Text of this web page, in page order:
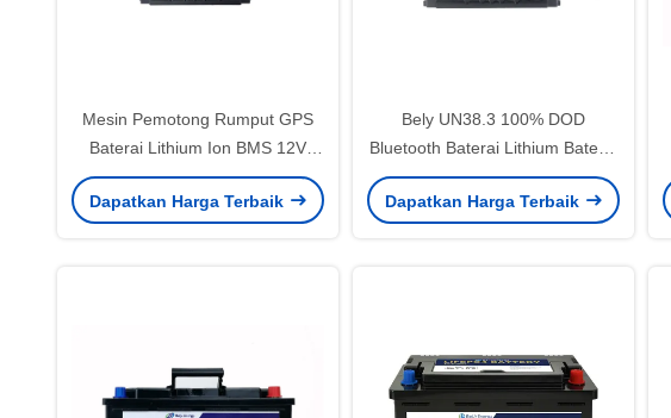
Mesin Pemotong Rumput GPS
Baterai Lithium Ion BMS 12V
80Ah Baterai LiFePO4 1024Wh
Dapatkan Harga Terbaik
Bely UN38.3 100% DOD
Bluetooth Baterai Lithium Baterai
Li Ion 12V 100Ah
Dapatkan Harga Terbaik